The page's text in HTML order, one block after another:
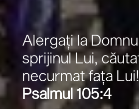
Alergaţi la
sprijinul Lui,
necurmat faţa Lui!
Psalmul 105:4